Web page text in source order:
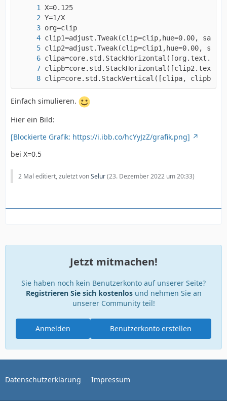
clip=core.std.StackVertical([clipa, clipb])
Einfach simulieren.
Hier ein Bild:
[Blockierte Grafik: https://i.ibb.co/hcYyJzZ/grafik.png]
bei X=0.5
2 Mal editiert, zuletzt vonSelur(23. Dezember 2022 um 20:33)
Jetzt mitmachen!
Sie haben noch kein Benutzerkonto auf unserer Seite?
Registrieren Sie sich kostenlosund nehmen Sie an
unserer Community teil!
Benutzerkonto erstellen
Anmelden
Datenschutzerklärung Impressum